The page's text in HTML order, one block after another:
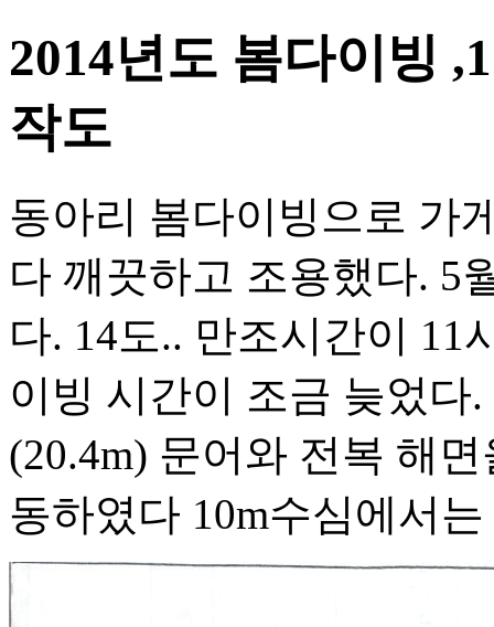
2014년도 봄다이빙
작도
동아리 봄다이빙으로 가
다 깨끗하고 조용했다. 5
다. 14도.. 만조시간이 11
이빙 시간이 조금 늦었다
(20.4m) 문어와 전복 해
동하였다 10m수심에서